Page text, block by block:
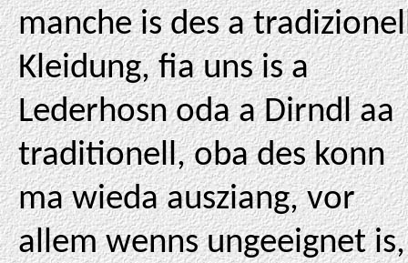
manche is des a
Kleidung, fia uns is a
Lederhosn oda a Dirndl aa
traditionell, oba des konn
ma wieda ausziang, vor
allem wenns ungeeignet is,